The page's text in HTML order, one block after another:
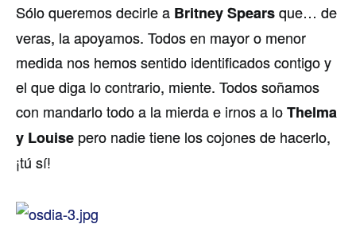
Sólo queremos decirle a Britney Spearsque… de
veras, la apoyamos. Todos en mayor o menor
medida nos hemos sentido identificados contigo y
el que diga lo contrario, miente. Todos soñamos
con mandarlo todo a la mierda e irnos a loThelma
y Louise pero nadie tiene los cojones de hacerlo,
¡tú sí­!